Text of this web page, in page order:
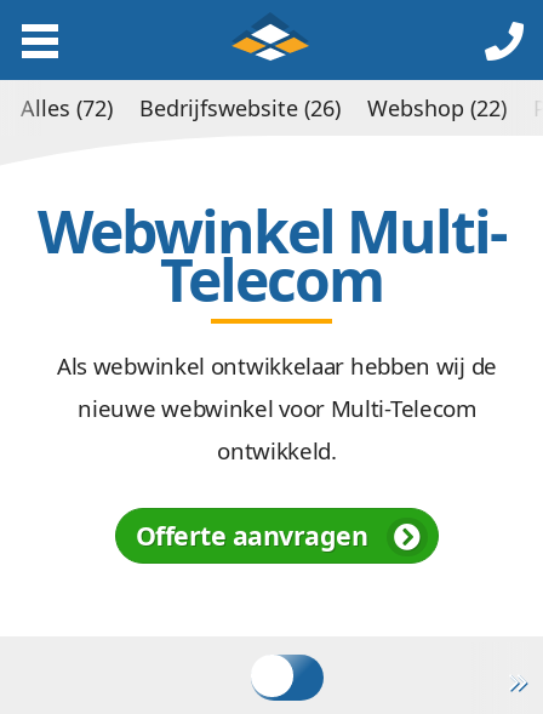
Webwinkel Multi-
Telecom
Als webwinkel ontwikkelaar hebben wij de
nieuwe webwinkel voor Multi-Telecom
ontwikkeld.
Offerte aanvragen
Alles (72) Bedrijfswebsite (26) Webshop (22)